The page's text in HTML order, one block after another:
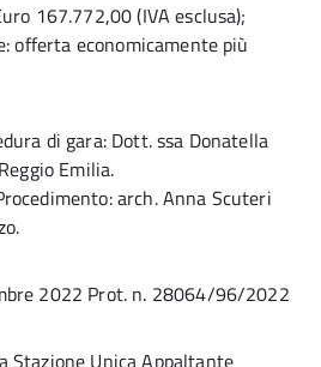
167.772,00 (IVA esclusa);
offerta economicamente più
di gara: Dott. ssa Donatella
Emilia.
arch. Anna Scuteri
2022 Prot. n. 28064/96/2022
Stazione Unica Appaltante